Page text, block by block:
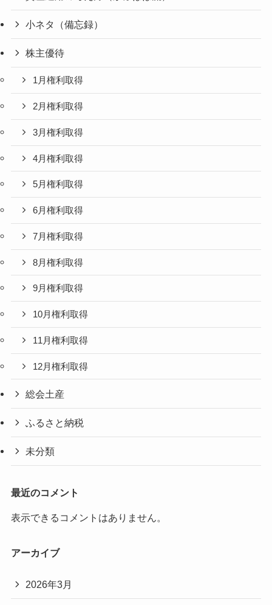
小ネタ（備忘録）
株主優待
1月権利取得
2月権利取得
3月権利取得
4月権利取得
5月権利取得
6月権利取得
7月権利取得
8月権利取得
9月権利取得
10月権利取得
11月権利取得
12月権利取得
総会土産
ふるさと納税
未分類
最近のコメント
表示できるコメントはありません。
アーカイブ
2026年3月